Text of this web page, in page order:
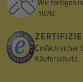
Wir fertigen
1878.
Einfach sicher
Käuferschutz.